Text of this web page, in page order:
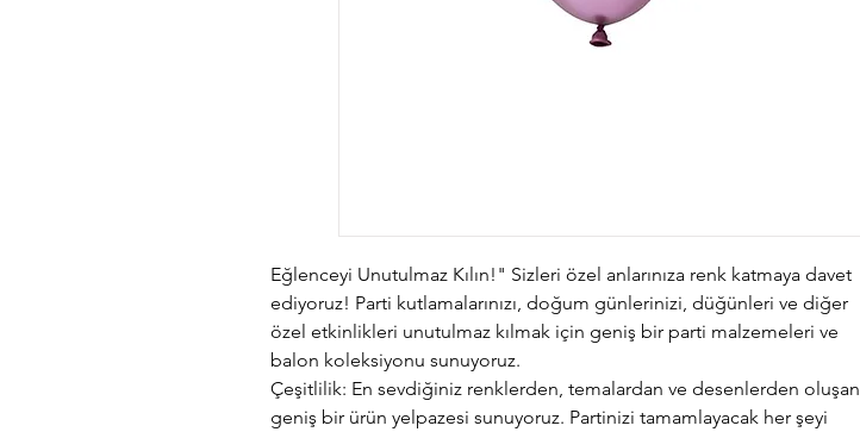
Eğlenceyi Unutulmaz Kılın!" Sizleri özel anlarınıza renk katmaya davet
ediyoruz! Parti kutlamalarınızı, doğum günlerinizi, düğünleri ve diğer
özel etkinlikleri unutulmaz kılmak için geniş bir parti malzemeleri ve
balon koleksiyonu sunuyoruz.
Çeşitlilik: En sevdiğiniz renklerden, temalardan ve desenlerden oluşan
geniş bir ürün yelpazesi sunuyoruz. Partinizi tamamlayacak her şeyi